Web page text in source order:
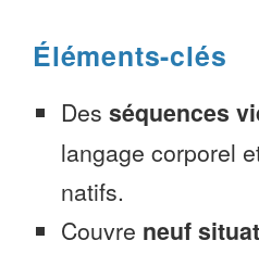
Éléments-clés
Des séquences
langage corporel
natifs.
Couvre neuf